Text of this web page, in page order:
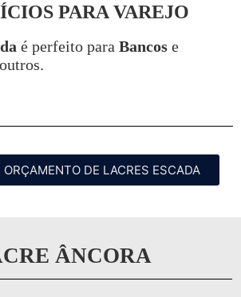
PARA VAREJO
é perfeito para Bancos e
DE LACRES ESCADA
ÂNCORA